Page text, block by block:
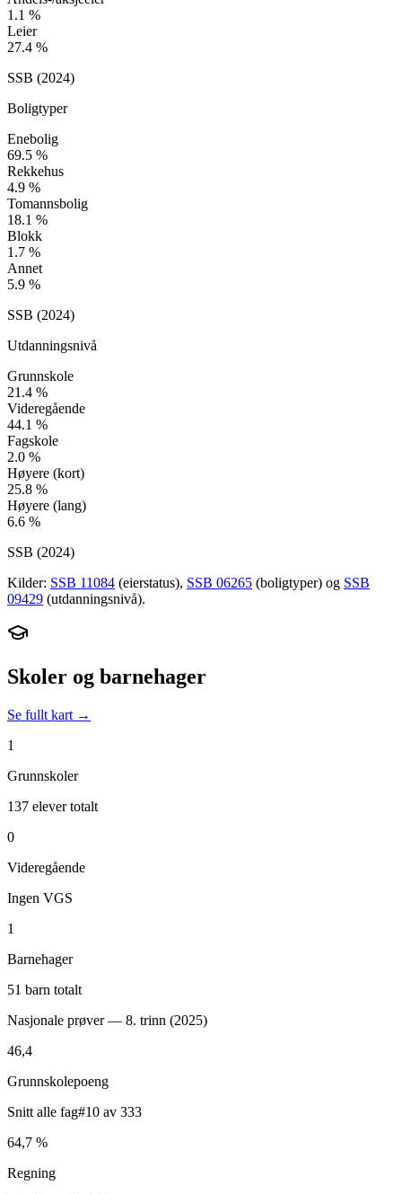
1.1 %
Leier
27.4 %
SSB (2024)
Boligtyper
Enebolig
69.5 %
Rekkehus
4.9 %
Tomannsbolig
18.1 %
Blokk
1.7 %
Annet
5.9 %
SSB (2024)
Utdanningsnivå
Grunnskole
21.4 %
Videregående
44.1 %
Fagskole
2.0 %
Høyere (kort)
25.8 %
Høyere (lang)
6.6 %
SSB (2024)
Kilder: SSB 11084 (eierstatus), SSB 06265 (boligtyper) og SSB
09429 (utdanningsnivå).
Skoler og barnehager
Se fullt kart →
1
Grunnskoler
137 elever totalt
0
Videregående
Ingen VGS
1
Barnehager
51 barn totalt
Nasjonale prøver — 8. trinn (2025)
46,4
Grunnskolepoeng
Snitt alle fag#10 av 333
64,7 %
Regning